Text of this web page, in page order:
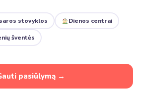
stovyklos Dienos centrai
šventės
pasiūlymą →